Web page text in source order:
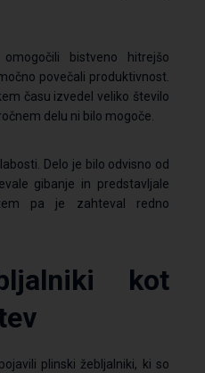
bistveno hitrejšo
povečali produktivnost.
času izvedel veliko število
delu ni bilo mogoče.
Delo je bilo odvisno od
gibanje in predstavljale
pa je zahteval redno
kot
plinski žebljalniki, ki so